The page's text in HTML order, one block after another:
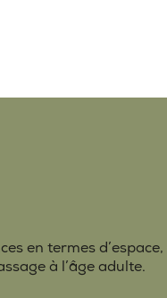
en termes
à l’âge adulte.